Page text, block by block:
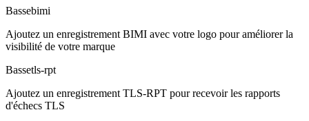
Bassebimi
Ajoutez un enregistrement BIMI avec votre logo pour améliorer la
visibilité de votre marque
Bassetls-rpt
Ajoutez un enregistrement TLS-RPT pour recevoir les rapports
d'échecs TLS